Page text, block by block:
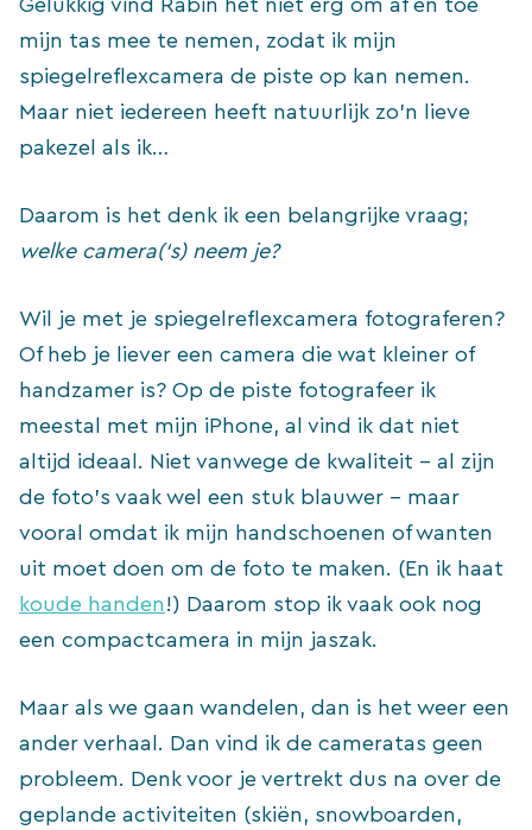
Gelukkig vind Rabin het niet erg om af en toe
mijn tas mee te nemen, zodat ik mijn
spiegelreflexcamera de piste op kan nemen.
Maar niet iedereen heeft natuurlijk zo’n lieve
pakezel als ik…
Daarom is het denk ik een belangrijke vraag;
welke camera(‘s) neem je?
Wil je met je spiegelreflexcamera fotograferen?
Of heb je liever een camera die wat kleiner of
handzamer is? Op de piste fotografeer ik
meestal met mijn iPhone, al vind ik dat niet
altijd ideaal. Niet vanwege de kwaliteit – al zijn
de foto’s vaak wel een stuk blauwer – maar
vooral omdat ik mijn handschoenen of wanten
uit moet doen om de foto te maken. (En ik haat
koude handen !) Daarom stop ik vaak ook nog
een compactcamera in mijn jaszak.
Maar als we gaan wandelen, dan is het weer een
ander verhaal. Dan vind ik de cameratas geen
probleem. Denk voor je vertrekt dus na over de
geplande activiteiten (skiën, snowboarden,